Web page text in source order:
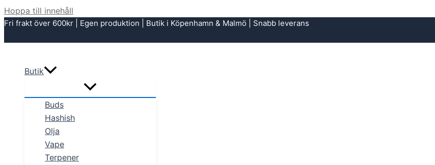
Hoppa till innehåll
Fri frakt över 600kr | Egen produktion | Butik i Köpenhamn & Malmö | Snabb leverans
Butik
Buds
Hashish
Olja
Vape
Terpener